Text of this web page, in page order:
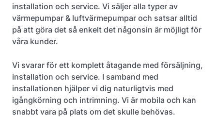
installation och service. Vi säljer alla typer av
värmepumpar & luftvärmepumpar och satsar alltid
på att göra det så enkelt det någonsin är möjligt för
våra kunder.
Vi svarar för ett komplett åtagande med försäljning,
installation och service. I samband med
installationen hjälper vi dig naturligtvis med
igångkörning och intrimning. Vi är mobila och kan
snabbt vara på plats om det skulle behövas.